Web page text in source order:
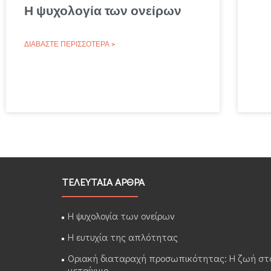
Η ψυχολογία των ονείρων
ΔΙΑΒΆΣΤΕ ΠΕΡΙΣΣΌΤΕΡΑ >
ΤΕΛΕΥΤΑΙΑ ΑΡΘΡΑ
Η ψυχολογία των ονείρων
Η ευτυχία της απλότητας
Οριακή διαταραχή προσωπικότητας: Η ζωή